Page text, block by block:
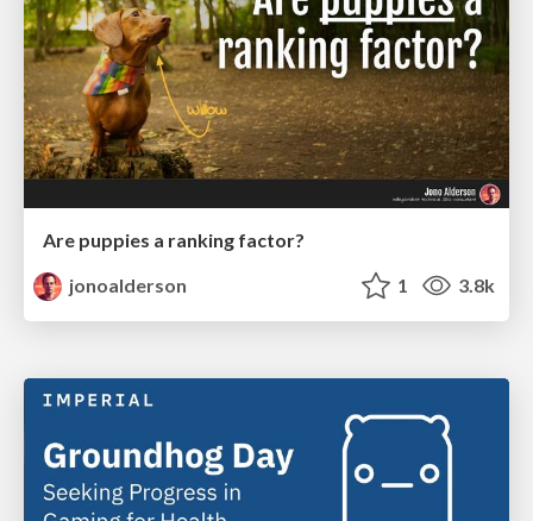
Are puppies a ranking factor?
jonoalderson
1 3.8k